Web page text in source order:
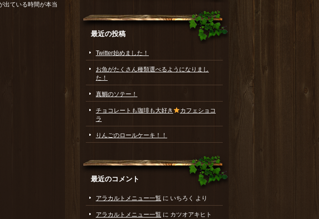
出ている時間が本当
最近の投稿
Twitter始めました！
お魚がたくさん種類選べるようになりまし
た！
真鯛のソテー！
チョコレートも珈琲も大好き
カフェショコ
ラ
りんごのロールケーキ！！
最近のコメント
アラカルトメニュー一覧 に いちろく より
アラカルトメニュー一覧 に カツオアキヒト